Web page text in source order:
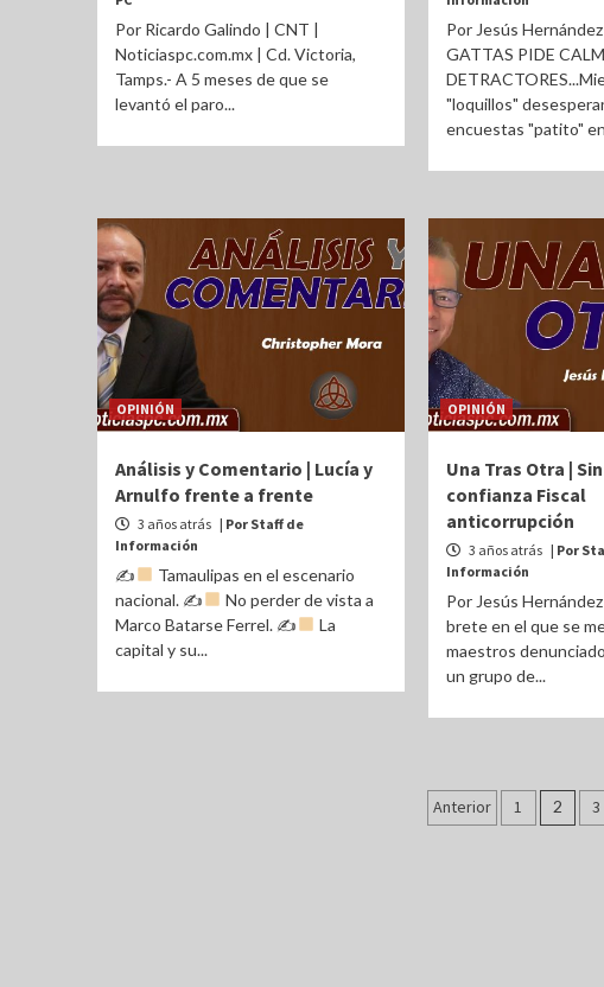
Por Ricardo Galindo | CNT |
Noticiaspc.com.mx | Cd. Victoria,
Tamps.- A 5 meses de que se
levantó el paro...
Por Jesús
GATTAS PIDE
"loquillos"
encuestas "patito"
OPINIÓN
Análisis y Comentario | Lucía y
Arnulfo frente a frente
3 años atrás | Por Staff de
Información
✍
Tamaulipas en el escenario
nacional. ✍
No perder de vista a
Marco Batarse Ferrel. ✍
La
capital y su...
OPINIÓN
Una Tras Otra |
confianza Fiscal
anticorrupción
3 años atrás | Por
Información
Por Jesús
brete en el que se
maestros
un grupo de...
Paginación
Anterior 1 2 3